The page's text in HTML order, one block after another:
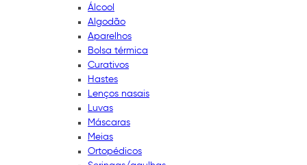
Álcool
Algodão
Aparelhos
Bolsa térmica
Curativos
Hastes
Lenços nasais
Luvas
Máscaras
Meias
Ortopédicos